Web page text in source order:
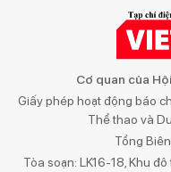
Cơ quan của
Giấy phép hoạt động báo
Thể thao và
Tổng
Tòa soạn: LK16-18, Khu